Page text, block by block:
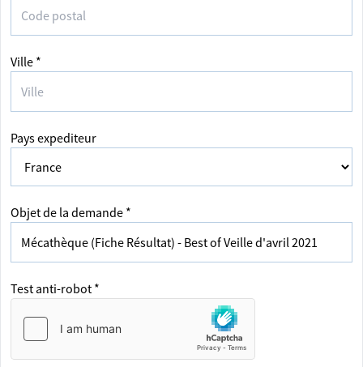
Ville *
Pays expediteur
Objet de la demande *
Test anti-robot *